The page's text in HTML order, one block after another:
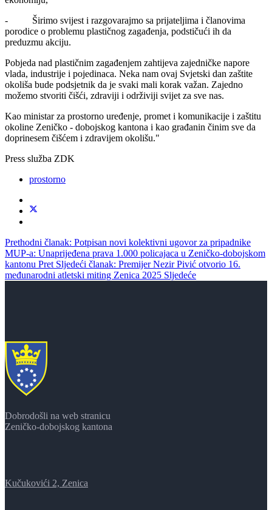
- Širimo svijest i razgovarajmo sa prijateljima i članovima
porodice o problemu plastičnog zagađenja, podstičući ih da
preduzmu akciju.
Pobjeda nad plastičnim zagađenjem zahtijeva zajedničke napore
vlada, industrije i pojedinaca. Neka nam ovaj Svjetski dan zaštite
okoliša bude podsjetnik da je svaki mali korak važan. Zajedno
možemo stvoriti čišći, zdraviji i održiviji svijet za sve nas.
Kao ministar za prostorno uređenje, promet i komunikacije i zaštitu
okoline Zeničko - dobojskog kantona i kao građanin činim sve da
doprinesem čišćem i zdravijem okolišu."
Press služba ZDK
prostorno
Prethodni članak: Potpisan novi kolektivni ugovor za pripadnike
MUP-a: Unaprijeđena prava 1.000 policajaca u Zeničko-dobojskom
kantonu Pret Sljedeći članak: Premijer Nezir Pivić otvorio 16.
međunarodni atletski miting Zenica 2025 Sljedeće
Dobrodošli na web stranicu
Zeničko-dobojskog kantona
Kučukovići 2, Zenica